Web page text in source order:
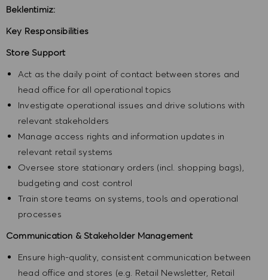
Beklentimiz:
Key Responsibilities
Store Support
Act as the daily point of contact between stores and
head office for all operational topics
Investigate operational issues and drive solutions with
relevant stakeholders
Manage access rights and information updates in
relevant retail systems
Oversee store stationary orders (incl. shopping bags),
budgeting and cost control
Train store teams on systems, tools and operational
processes
Communication & Stakeholder Management
Ensure high-quality, consistent communication between
head office and stores (e.g. Retail Newsletter, Retail